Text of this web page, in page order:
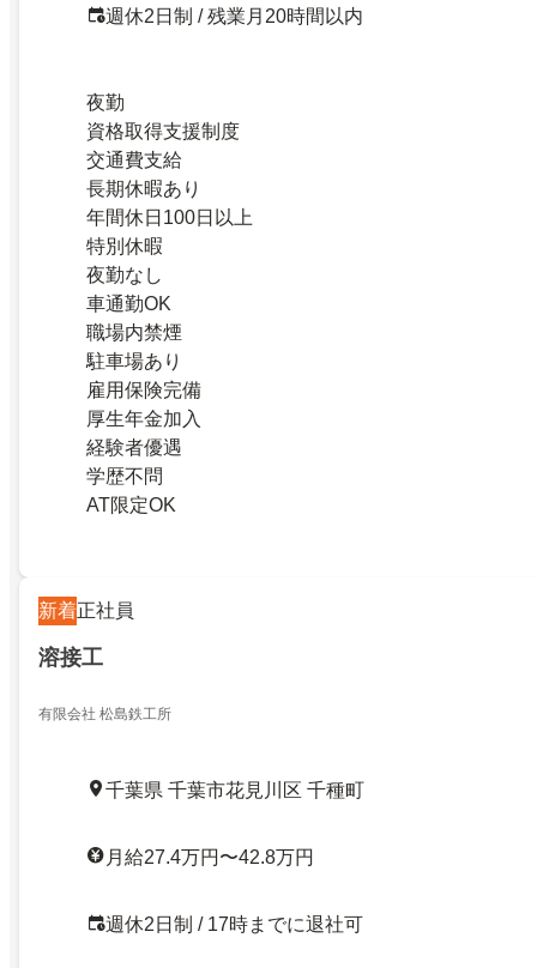
週休2日制 / 残業月20時間以内
夜勤
資格取得支援制度
交通費支給
長期休暇あり
年間休日100日以上
特別休暇
夜勤なし
車通勤OK
職場内禁煙
駐車場あり
雇用保険完備
厚生年金加入
経験者優遇
学歴不問
AT限定OK
新着正社員
溶接工
有限会社 松島鉄工所
千葉県 千葉市花見川区 千種町
月給27.4万円〜42.8万円
週休2日制 / 17時までに退社可